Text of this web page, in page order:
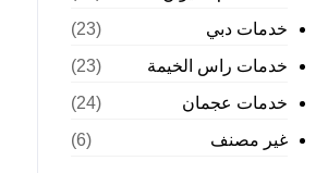
خدمات دبي
(23)
خدمات راس الخيمة
(23)
خدمات عجمان
(24)
غير مصنف
(6)